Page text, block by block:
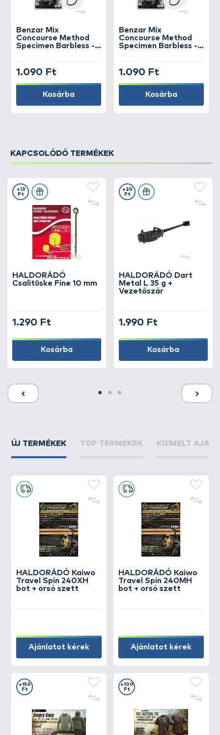
Benzar Mix
Concourse Method
Specimen Barbless -
1.090 Ft
Kosárba
Benzar Mix
Concourse Method
Specimen Barbless -
1.090 Ft
Kosárba
KAPCSOLÓDÓ TERMÉKEK
HALDORÁDÓ
Csalitüske Fine 10 mm
+13
Ft
1.290 Ft
Kosárba
HALDORÁDÓ Dart
Metal L 35 g +
Vezetőszár
+20
Ft
1.990 Ft
Kosárba
ÚJ TERMÉKEK TOP TERMÉKEK KIEMELT
HALDORÁDÓ Kaiwo
Travel Spin 240XH
bot + orsó szett
Ajánlatot kérek
HALDORÁDÓ Kaiwo
Travel Spin 240MH
bot + orsó szett
Ajánlatot kérek
+150
Ft
+100
Ft